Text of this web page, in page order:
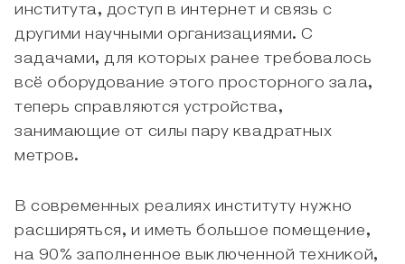
института, доступ в интернет и связь с
другими научными организациями. С
задачами, для которых ранее требовалось
всё оборудование этого просторного зала,
теперь справляются устройства,
занимающие от силы пару квадратных
метров.
В современных реалиях институту нужно
расширяться, и иметь большое помещение,
на 90% заполненное выключенной техникой,